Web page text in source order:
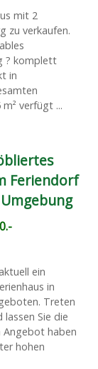
mit 2
zu verkaufen.
? komplett
in
verfügt ...
Feriendorf
ein
in
Treten
lassen Sie die
Angebot haben
hohen